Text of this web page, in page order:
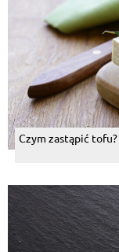
Czym zastąpić